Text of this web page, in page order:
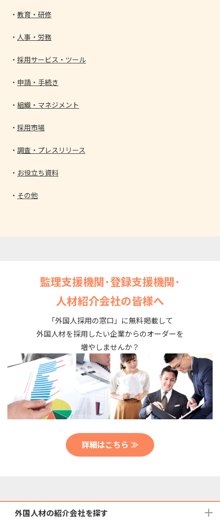
教育・研修
人事・労務
採用サービス・ツール
申請・手続き
組織・マネジメント
採用市場
調査・プレスリリース
お役立ち資料
その他
監理支援機関･登録支援機関･
人材紹介会社の皆様へ
「外国人採用の窓口」に無料掲載して
外国人材を採用したい企業からのオーダーを
増やしませんか？
詳細はこちら ≫
外国人材の紹介会社を探す